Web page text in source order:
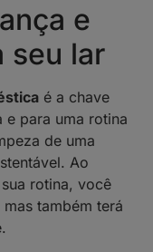
e
seu lar
é a chave
e para uma rotina
de uma
Ao
rotina, você
também terá